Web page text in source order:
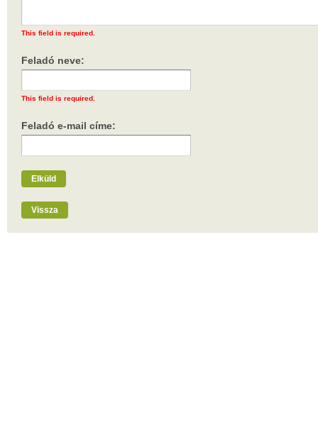
This field is required.
Feladó neve:
This field is required.
Feladó e-mail címe:
Elküld
Vissza